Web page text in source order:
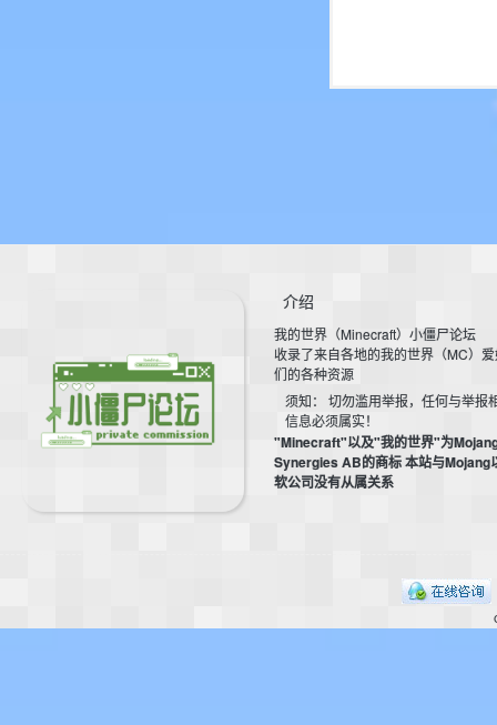
介绍
我的世界（Minecraft）小僵尸论坛
收录了来自各地的我的世界（MC）
们的各种资源
须知： 切勿滥用举报，任何与举报
信息必须属实！
"Minecraft"以及"我的世界"为
Synergies AB的商标 本站与Mojang
软公司没有从属关系